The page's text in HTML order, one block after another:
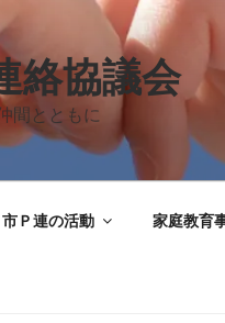
絡協議会
とともに
市Ｐ連の活動 家庭教育